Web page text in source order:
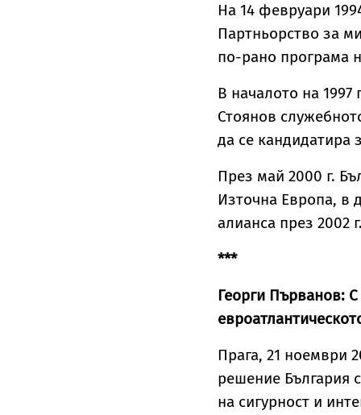
На 14 февруари
Партньорство за
по-рано програма
В началото на
Стоянов
да се кандидатира
През май 2000 г.
Източна Европа, в
алианса през 2002
***
Георги Първанов:
Прага, 21 ноември
решение България
на сигурност и